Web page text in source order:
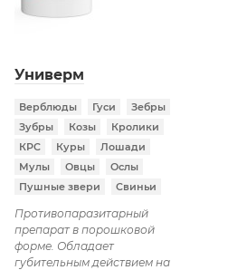
Универм
Верблюды Гуси
Зебры
Зубры
Козы
Кролики
КРС
Куры
Лошади
Мулы
Овцы
Ослы
Пушные звери
Свиньи
Противопаразитарный
препарат в порошковой
форме. Обладает
губительным действием на